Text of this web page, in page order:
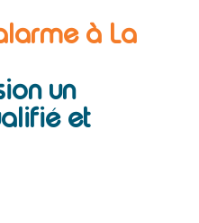
à La
un
et